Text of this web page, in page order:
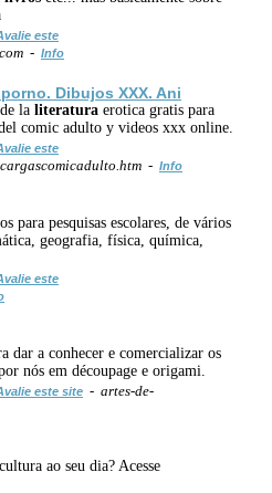
este
- Info
Dibujos XXX. Ani
la literatura erotica gratis para
comic adulto y videos xxx online.
este
- Info
para pesquisas escolares, de vários
geografia, física, química,
este
dar a conhecer e comercializar os
nós em découpage e origami.
este site - artes-de-
ao seu dia? Acesse